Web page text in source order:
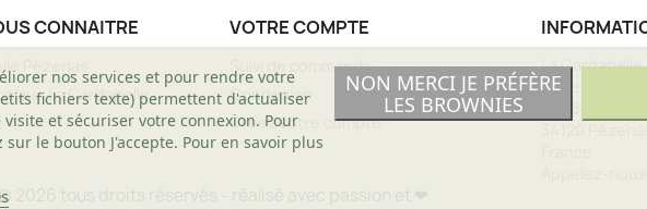
nos services et pour rendre votre
fichiers texte) permettent d'actualiser
et sécuriser votre connexion. Pour
le bouton J'accepte. Pour en savoir plus
NON MERCI JE PRÉFÈRE
LES BROWNIES
CONNAITRE
Pézenas
La Cardabelle
VOTRE COMPTE
Suivi de commande
Connexion
Créez votre compte
La Cardabelle
1, rue Emile
2026 tous droits réservés - réalisé avec passion et ❤